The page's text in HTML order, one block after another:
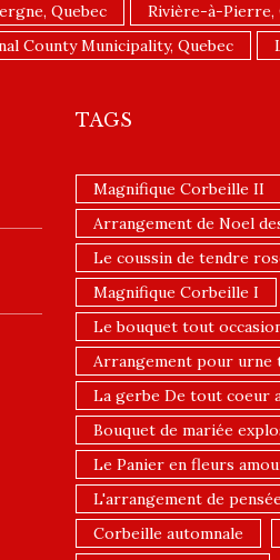
Quebec
Rivière-à-Pierre,
County Municipality, Quebec
TAGS
Magnifique Corbeille II
Arrangement de Noel
Le coussin de tendre
Magnifique Corbeille I
Le bouquet tout
Arrangement pour urne
La gerbe De tout coeur
Bouquet de mariée
Le Panier en fleurs
L'arrangement de
Corbeille automnale